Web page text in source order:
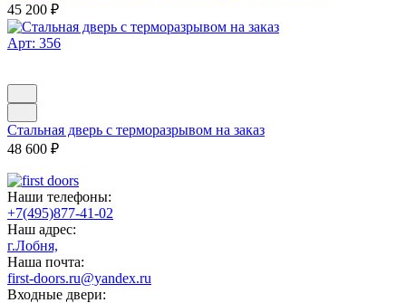
45 200 ₽
Арт: 356
Стальная дверь с терморазрывом на заказ
48 600 ₽
Наши телефоны:
+7(495)877-41-02
Наш адрес:
г.Лобня,
Наша почта:
first-doors.ru@yandex.ru
Входные двери: